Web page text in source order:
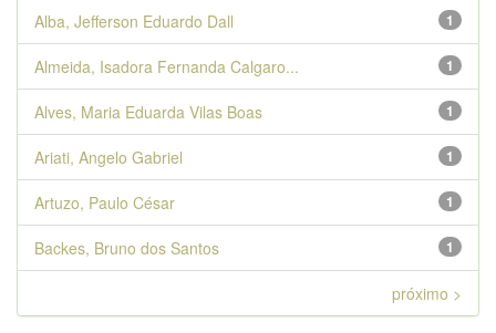
1
Alba, Jefferson Eduardo Dall
1
Almeida, Isadora Fernanda Calgaro...
1
Alves, Maria Eduarda Vilas Boas
1
Ariati, Angelo Gabriel
1
Artuzo, Paulo César
1
Backes, Bruno dos Santos
próximo >